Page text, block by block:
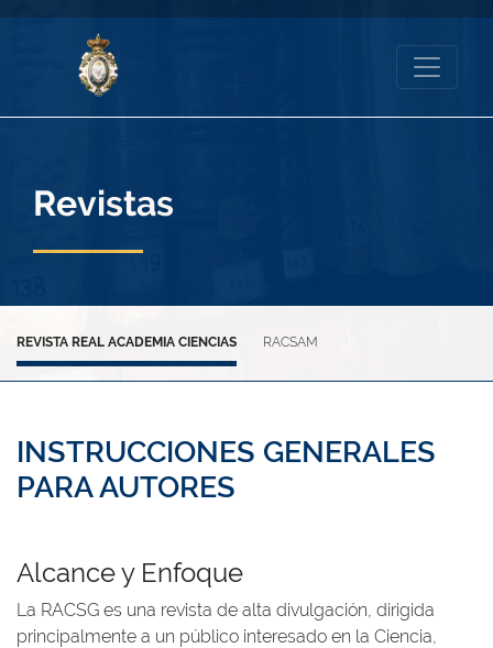
Revistas
REVISTA REAL ACADEMIA CIENCIAS RACSAM
INSTRUCCIONES GENERALES
PARA AUTORES
Alcance y Enfoque
La RACSG es una revista de alta divulgación, dirigida
principalmente a un público interesado en la Ciencia,